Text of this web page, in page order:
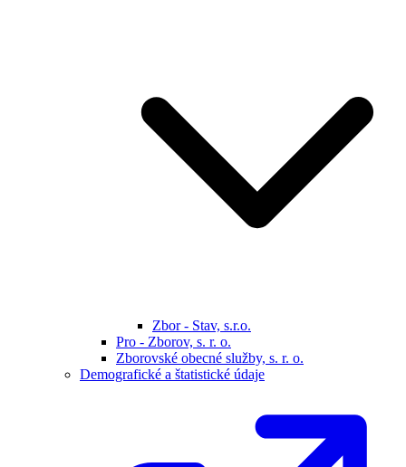
Zbor - Stav, s.r.o.
Pro - Zborov, s. r. o.
Zborovské obecné služby, s. r. o.
Demografické a štatistické údaje